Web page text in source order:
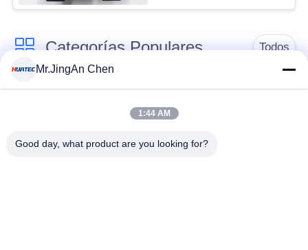
Categorías Populares Todos
Detector de defectos
Medidor de espesor
por ultrasonidos
Medidor de espesor
Mr.JingAn Chen
1:44 AM
Good day, what product are you looking for?